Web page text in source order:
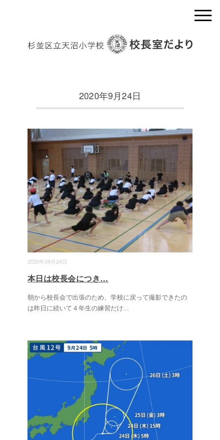
2020年9月24日
2020年09月24日
本日は校長会につき…
朝から校長会で出張のため、学校に戻って撮影できたの
は昨日に続いて４年生の練習だけ...